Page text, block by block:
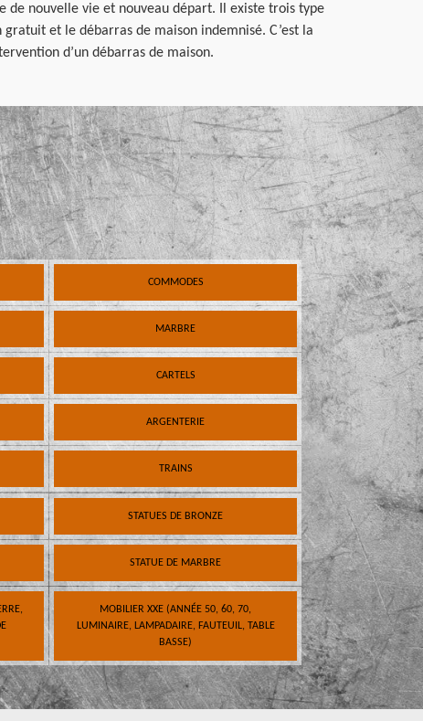
de nouvelle vie et nouveau départ. Il existe trois type
et le débarras de maison indemnisé. C’est la
d’un débarras de maison.
COMMODES
MARBRE
CARTELS
ARGENTERIE
TRAINS
STATUES DE BRONZE
STATUE DE MARBRE
MOBILIER XXE (ANNÉE 50, 60, 70,
LUMINAIRE, LAMPADAIRE, FAUTEUIL, TABLE
BASSE)